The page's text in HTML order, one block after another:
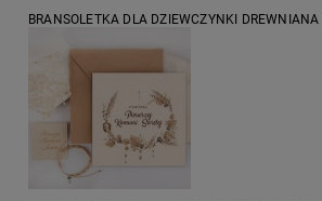
BRANSOLETKA DLA DZIEWCZYNKI